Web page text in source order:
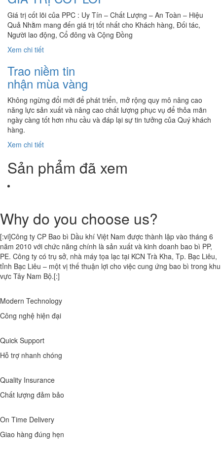
Giá trị cốt lõi của PPC : Uy Tín – Chất Lượng – An Toàn – Hiệu
Quả Nhằm mang đến giá trị tốt nhất cho Khách hàng, Đối tác,
Người lao động, Cổ đông và Cộng Đồng
Xem chi tiết
Trao niềm tin
nhận mùa vàng
Không ngừng đổi mới để phát triển, mở rộng quy mô nâng cao
năng lực sản xuất và nâng cao chất lượng phục vụ để thỏa mãn
ngày càng tốt hơn nhu cầu và đáp lại sự tin tưởng của Quý khách
hàng.
Xem chi tiết
Sản phẩm đã xem
Why do you choose us?
[:vi]Công ty CP Bao bì Dầu khí Việt Nam được thành lập vào tháng 6
năm 2010 với chức năng chính là sản xuất và kinh doanh bao bì PP,
PE. Công ty có trụ sở, nhà máy tọa lạc tại KCN Trà Kha, Tp. Bạc Liêu,
tỉnh Bạc Liêu – một vị thế thuận lợi cho việc cung ứng bao bì trong khu
vực Tây Nam Bộ.[:]
Modern Technology
Công nghệ hiện đại
Quick Support
Hỗ trợ nhanh chóng
Quality Insurance
Chất lượng đảm bảo
On Time Delivery
Giao hàng đúng hẹn